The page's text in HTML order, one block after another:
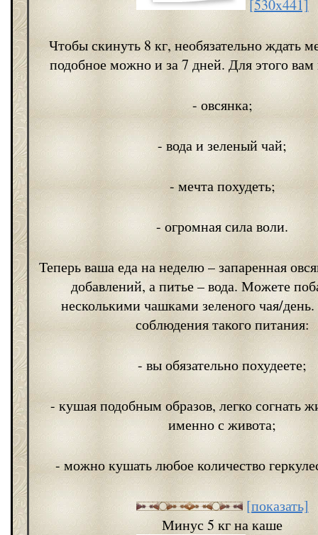
[530x441]
Чтобы скинуть 8 кг, необязательно ждать
подобное можно и за 7 дней. Для этого вам
- овсянка;
- вода и зеленый чай;
- мечта похудеть;
- огромная сила воли.
Теперь ваша еда на неделю – запаренная
добавлений, а питье – вода. Можете
несколькими чашками зеленого чая/день.
соблюдения такого питания:
- вы обязательно похудеете;
- кушая подобным образов, легко согнать
именно с живота;
- можно кушать любое количество
[показать]
Минус 5 кг на каше